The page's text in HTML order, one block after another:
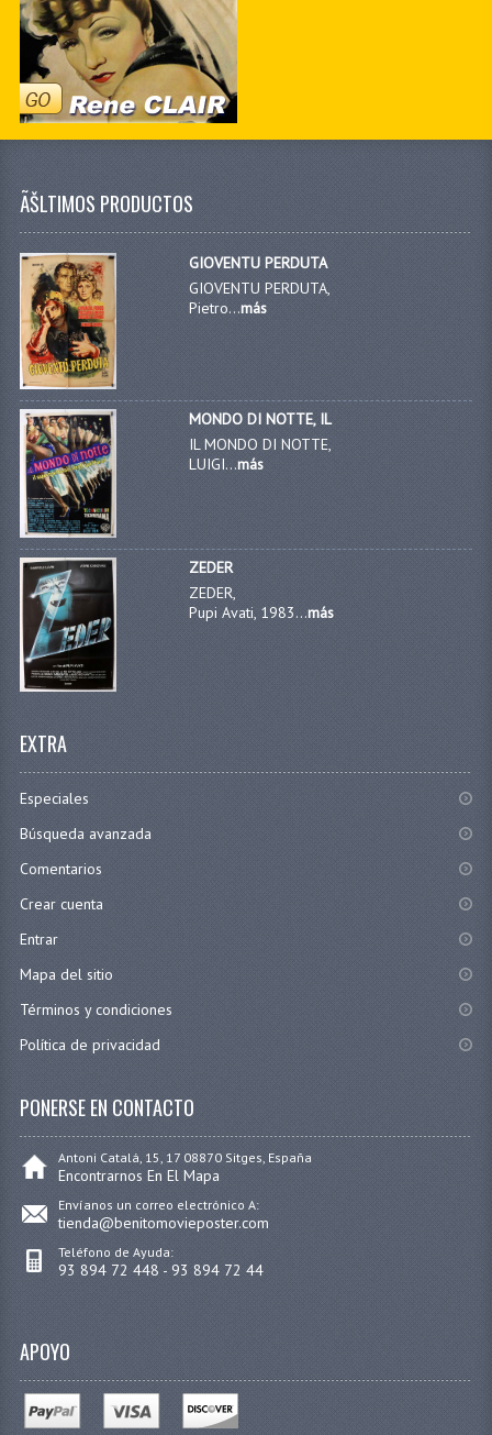
ÃŠLTIMOS PRODUCTOS
GIOVENTU PERDUTA
GIOVENTU PERDUTA,
Pietro...más
MONDO DI NOTTE, IL
IL MONDO DI NOTTE,
LUIGI...más
ZEDER
ZEDER,
Pupi Avati, 1983...más
EXTRA
Especiales
Búsqueda avanzada
Comentarios
Crear cuenta
Entrar
Mapa del sitio
Términos y condiciones
Política de privacidad
PONERSE EN CONTACTO
Antoni Catalá, 15, 17 08870 Sitges, España
Encontrarnos En El Mapa
Envíanos un correo electrónico A:
tienda@benitomovieposter.com
Teléfono de Ayuda:
93 894 72 448 - 93 894 72 44
APOYO